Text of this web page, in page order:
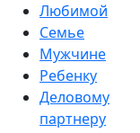
Любимой
Семье
Мужчине
Ребенку
Деловому
партнеру